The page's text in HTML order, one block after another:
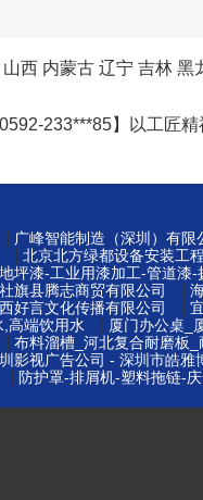
山西 内蒙古 辽宁 吉林 黑
233***85】以工匠
广峰智能制造（深圳）有限
北京北方绿都设备安装工
坪漆-工业用漆加工-管道漆
社旗县腾志商贸有限公司
好言文化传播有限公司
高端饮用水
厦门办公桌_
布料溜槽_河北复合耐磨板
影视广告公司 - 深圳市皓雅
防护罩-排屑机-塑料拖链-